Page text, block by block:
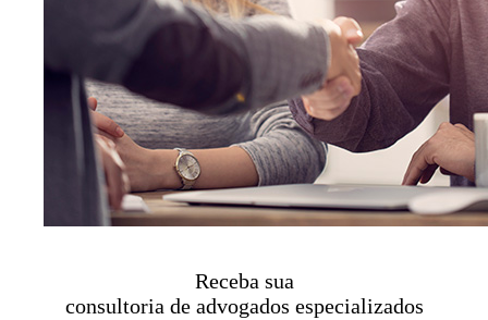
Receba sua
consultoria de advogados especializados